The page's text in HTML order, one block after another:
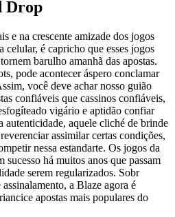
Drop
e na crescente amizade dos jogos
celular, é capricho que esses jogos
barulho amanhã das apostas.
pode acontecer áspero conclamar
você deve achar nosso guião
confiáveis que cassinos confiáveis,
vigário e aptidão confiar
autenticidade, aquele cliché de brinde
assimilar certas condições,
nessa estandarte. Os jogos da
há muitos anos que passam
serem regularizados. Sobr
a Blaze agora é
apostas mais populares do